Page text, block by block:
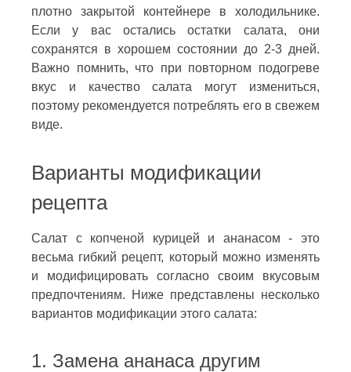
плотно закрытой контейнере в холодильнике.
Если у вас остались остатки салата, они
сохранятся в хорошем состоянии до 2-3 дней.
Важно помнить, что при повторном подогреве
вкус и качество салата могут измениться,
поэтому рекомендуется потреблять его в свежем
виде.
Варианты модификации
рецепта
Салат с копченой курицей и ананасом - это
весьма гибкий рецепт, который можно изменять
и модифицировать согласно своим вкусовым
предпочтениям. Ниже представлены несколько
вариантов модификации этого салата:
1. Замена ананаса другим